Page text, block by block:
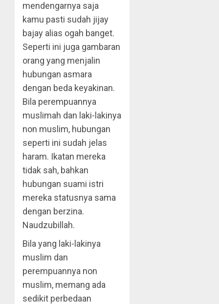
mendengarnya saja
kamu pasti sudah jijay
bajay alias ogah banget.
Seperti ini juga gambaran
orang yang menjalin
hubungan asmara
dengan beda keyakinan.
Bila perempuannya
muslimah dan laki-lakinya
non muslim, hubungan
seperti ini sudah jelas
haram. Ikatan mereka
tidak sah, bahkan
hubungan suami istri
mereka statusnya sama
dengan berzina.
Naudzubillah.
Bila yang laki-lakinya
muslim dan
perempuannya non
muslim, memang ada
sedikit perbedaan